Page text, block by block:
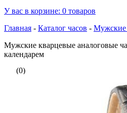
У вас в корзине: 0 товаров
Главная - Каталог часов - Мужские
Мужские кварцевые аналоговые
календарем
(0)